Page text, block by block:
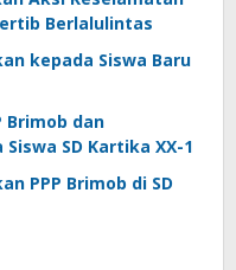
Berlalulintas
kepada Siswa Baru
Brimob dan
SD Kartika XX-1
PPP Brimob di SD